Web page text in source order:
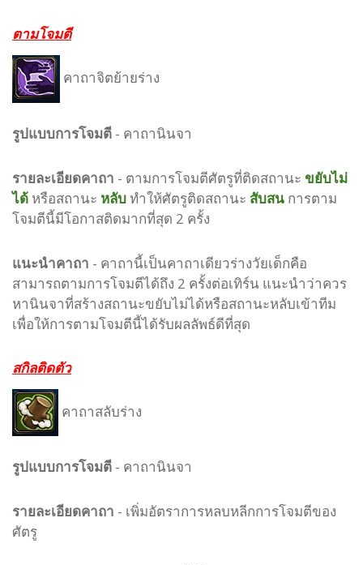
ตามโจมตี
คาถาจิตย้ายร่าง
รูปแบบการโจมตี - คาถานินจา
รายละเอียดคาถา - ตามการโจมตีศัตรูที่ติดสถานะ ขยับไม่
ได้ หรือสถานะ หลับทำให้ศัตรูติดสถานะ สับสน การตาม
โจมตีนี้มีโอกาสติดมากที่สุด 2 ครั้ง
แนะนำคาถา - คาถานี้เป็นคาถาเดียวร่างวัยเด็กคือ
สามารถตามการโจมตีได้ถึง 2 ครั้งต่อเทิร์น แนะนำว่าควร
หานินจาที่สร้างสถานะขยับไม่ได้หรือสถานะหลับเข้าทีม
เพื่อให้การตามโจมตีนี้ได้รับผลลัพธ์ดีที่สุด
สกิลติดตัว
คาถาสลับร่าง
รูปแบบการโจมตี - คาถานินจา
รายละเอียดคาถา - เพิ่มอัตราการหลบหลีกการโจมตีของ
ศัตรู